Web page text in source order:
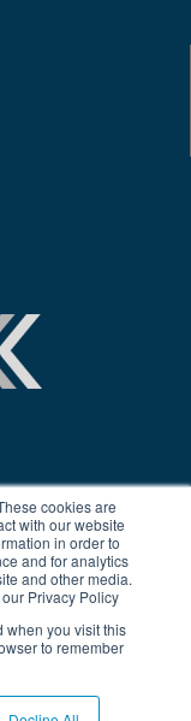
cookies are
with our website
in order to
and for analytics
and other media.
Privacy Policy
when you visit this
to remember